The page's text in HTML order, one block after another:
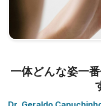
一体どんな姿一